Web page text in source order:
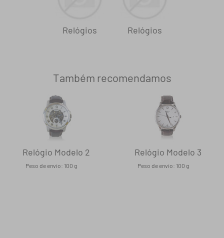
Relógios Relógios
Também recomendamos
Relógio Modelo 2
Peso de envio: 100 g
Relógio Modelo 3
Peso de envio: 100 g